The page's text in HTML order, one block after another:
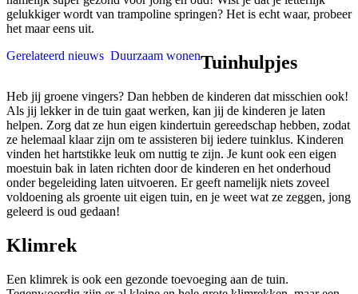
gelukkiger wordt van trampoline springen? Het is echt waar, probeer
het maar eens uit.
Gerelateerd nieuws Duurzaam wonenTuinhulpjes
Heb jij groene vingers? Dan hebben de kinderen dat misschien ook!
Als jij lekker in de tuin gaat werken, kan jij de kinderen je laten
helpen. Zorg dat ze hun eigen kindertuin gereedschap hebben, zodat
ze helemaal klaar zijn om te assisteren bij iedere tuinklus. Kinderen
vinden het hartstikke leuk om nuttig te zijn. Je kunt ook een eigen
moestuin bak in laten richten door de kinderen en het onderhoud
onder begeleiding laten uitvoeren. Er geeft namelijk niets zoveel
voldoening als groente uit eigen tuin, en je weet wat ze zeggen, jong
geleerd is oud gedaan!
Klimrek
Een klimrek is ook een gezonde toevoeging aan de tuin.